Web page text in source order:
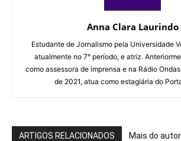
Anna Clara Laurindo
Estudante de Jornalismo pela Universidade
atualmente no 7° período, e atriz.
como assessora de imprensa e na Rádio
de 2021, atua como estagiária do
ARTIGOS RELACIONADOS Mais do autor